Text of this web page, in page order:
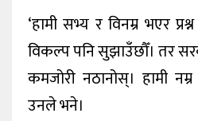
‘हामी सभ्य र विनम्र भएर
विकल्प पनि सुझाउँछौँ। तर
कमजोरी नठानोस्। हामी
उनले भने।